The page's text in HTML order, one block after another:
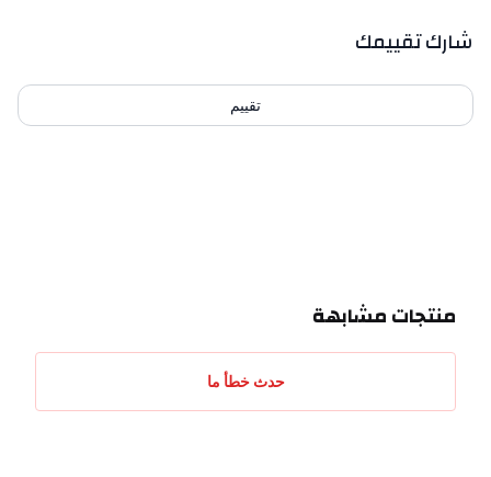
بيانات التقييمات
شارك تقييمك
تقييم
منتجات مشابهة
حدث خطأ ما